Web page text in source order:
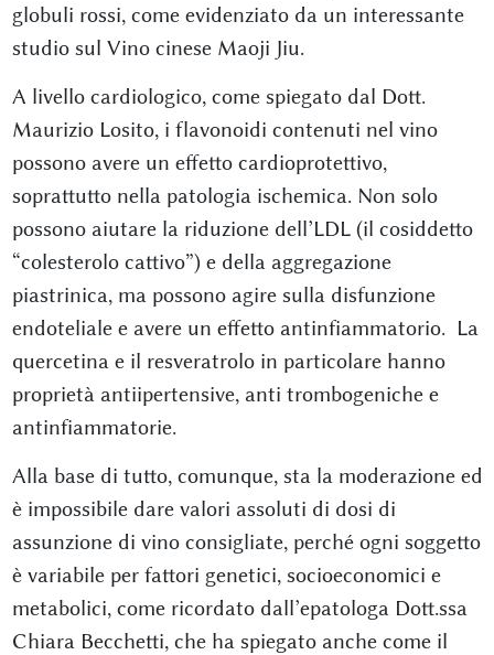
globuli rossi, come evidenziato da un interessante
studio sul Vino cinese Maoji Jiu.
A livello cardiologico, come spiegato dal Dott.
Maurizio Losito, i flavonoidi contenuti nel vino
possono avere un effetto cardioprotettivo,
soprattutto nella patologia ischemica. Non solo
possono aiutare la riduzione dell’LDL (il cosiddetto
“colesterolo cattivo”) e della aggregazione
piastrinica, ma possono agire sulla disfunzione
endoteliale e avere un effetto antinfiammatorio. La
quercetina e il resveratrolo in particolare hanno
proprietà antiipertensive, anti trombogeniche e
antinfiammatorie.
Alla base di tutto, comunque, sta la moderazione ed
è impossibile dare valori assoluti di dosi di
assunzione di vino consigliate, perché ogni soggetto
è variabile per fattori genetici, socioeconomici e
metabolici, come ricordato dall’epatologa Dott.ssa
Chiara Becchetti, che ha spiegato anche come il